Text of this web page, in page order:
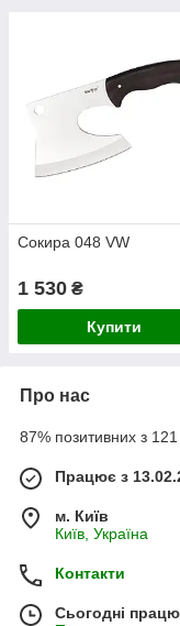
Сокира 048 VW
1 530 ₴
Купити
Про нас
87% позитивних з 121
Працює з
м. Київ
Київ, Україна
Контакти
Сьогодні